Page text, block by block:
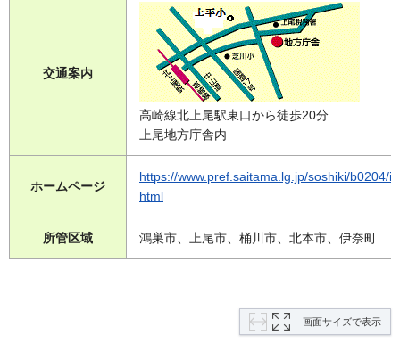
交通案内
高崎線北上尾駅東口から徒歩20分
上尾地方庁舎内
ホームページ
https://www.pref.saitama.lg.jp/soshiki/b0204/
html
所管区域 鴻巣市、上尾市、桶川市、北本市、伊奈町
画面サイズで表示